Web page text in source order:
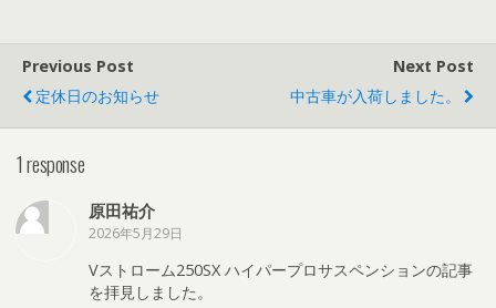
Previous Post
定休日のお知らせ
Next Post
中古車が入荷しました。
1 response
原田祐介
2026年5月29日
Vストローム250SX ハイパープロサスペンションの記事
を拝見しました。